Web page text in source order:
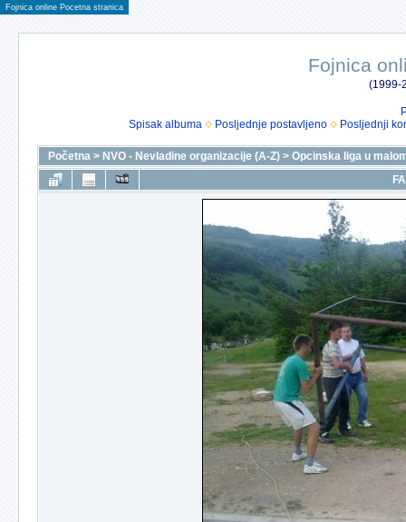
Fojnica online Pocetna stranica
Fojnica
(1999-
Spisak albuma
Posljednje postavljeno Posljednji
Početna > NVO - Nevladine organizacije (A-Z) > Opcinska liga u